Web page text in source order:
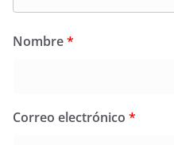
Nombre*
Correo electrónico *